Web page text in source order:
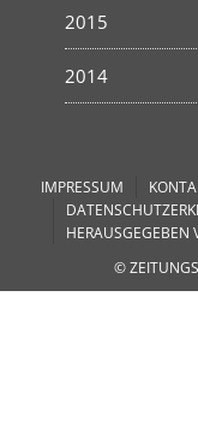
2015
2014
IMPRESSUM
HERAUSGEGEBEN
©